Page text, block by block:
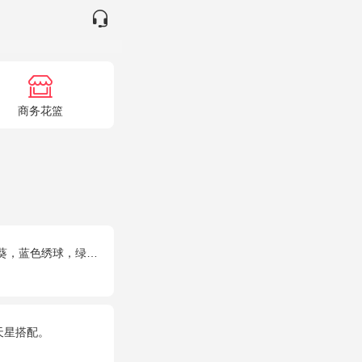
商务花篮
，绿色桔梗、绿叶搭配
搭配。